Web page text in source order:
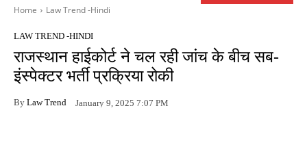
Home Law Trend -Hindi
LAW TREND -HINDI
राजस्थान हाईकोर्ट ने चल रही जांच के बीच सब-
इंस्पेक्टर भर्ती प्रक्रिया रोकी
By Law Trend January 9, 2025 7:07 PM